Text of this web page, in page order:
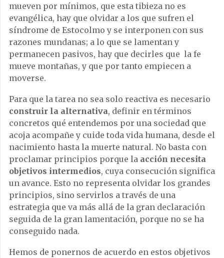
mueven por mínimos, que esta tibieza no es
evangélica, hay que olvidar a los que sufren el
síndrome de Estocolmo y se interponen con sus
razones mundanas; a lo que se lamentan y
permanecen pasivos, hay que decirles que la fe
mueve montañas, y que por tanto empiecen a
moverse.
Para que la tarea no sea solo reactiva es necesario
construir la alternativa, definir en términos
concretos qué entendemos por una sociedad que
acoja acompañe y cuide toda vida humana, desde el
nacimiento hasta la muerte natural. No basta con
proclamar principios porque la acción necesita
objetivos intermedios, cuya consecución significa
un avance. Esto no representa olvidar los grandes
principios, sino servirlos a través de una
estrategia que va más allá de la gran declaración
seguida de la gran lamentación, porque no se ha
conseguido nada.
Hemos de ponernos de acuerdo en estos objetivos